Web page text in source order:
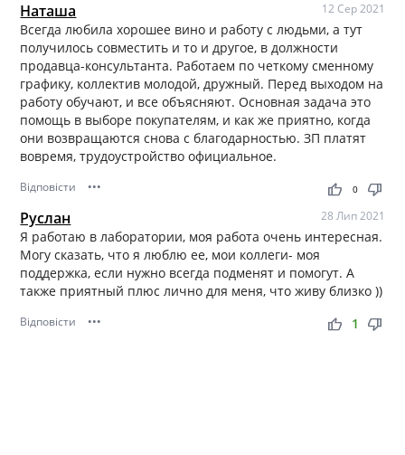
Наташа 12 Сер 2021
Всегда любила хорошее вино и работу с людьми, а тут
получилось совместить и то и другое, в должности
продавца-консультанта. Работаем по четкому сменному
графику, коллектив молодой, дружный. Перед выходом на
работу обучают, и все объясняют. Основная задача это
помощь в выборе покупателям, и как же приятно, когда
они возвращаются снова с благодарностью. ЗП платят
вовремя, трудоустройство официальное.
Відповісти ••• thumb_up thumb_down
0
Руслан 28 Лип 2021
Я работаю в лаборатории, моя работа очень интересная.
Могу сказать, что я люблю ее, мои коллеги- моя
поддержка, если нужно всегда подменят и помогут. А
также приятный плюс лично для меня, что живу близко ))
Відповісти ••• thumb_up thumb_down
1